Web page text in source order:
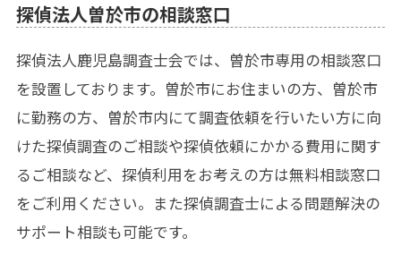
探偵法人曽於市の相談窓口
探偵法人鹿児島調査士会では、曽於市専用の相談窓口
を設置しております。曽於市にお住まいの方、曽於市
に勤務の方、曽於市内にて調査依頼を行いたい方に向
けた探偵調査のご相談や探偵依頼にかかる費用に関す
るご相談など、探偵利用をお考えの方は無料相談窓口
をご利用ください。また探偵調査士による問題解決の
サポート相談も可能です。